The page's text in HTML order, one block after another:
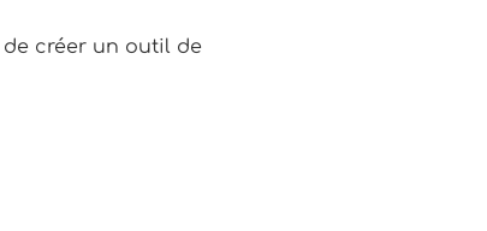
de créer un outil de